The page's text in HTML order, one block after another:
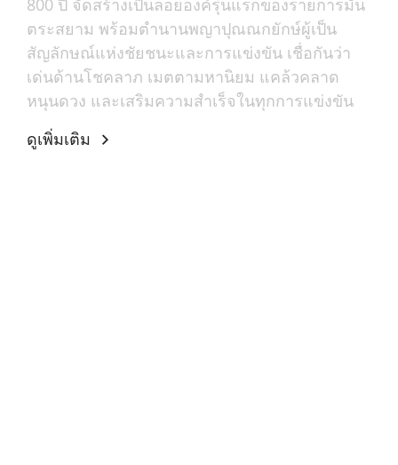
800 ปี จัดสร้างเป็นลอยองค์รุ่นแรกของรายการมัน
ตระสยาม พร้อมตำนานพญาปุณณกยักษ์ผู้เป็น
สัญลักษณ์แห่งชัยชนะและการแข่งขัน เชื่อกันว่า
เด่นด้านโชคลาภ เมตตามหานิยม แคล้วคลาด
หนุนดวง และเสริมความสำเร็จในทุกการแข่งขัน
ดูเพิ่มเติม